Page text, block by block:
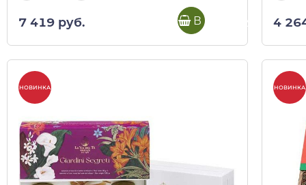
7 419 руб. В корзину 4
НОВИНКА НОВИНКА